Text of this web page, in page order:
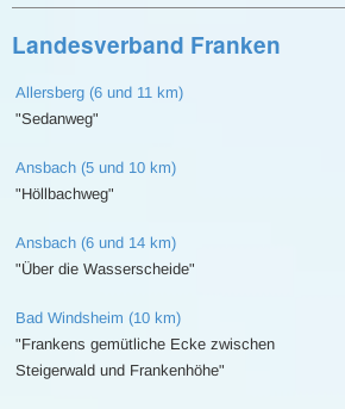
Landesverband Franken
Allersberg (6 und 11 km)
"Sedanweg"
Ansbach (5 und 10 km)
"Höllbachweg"
Ansbach (6 und 14 km)
"Über die Wasserscheide"
Bad Windsheim (10 km)
"Frankens gemütliche Ecke zwischen
Steigerwald und Frankenhöhe"